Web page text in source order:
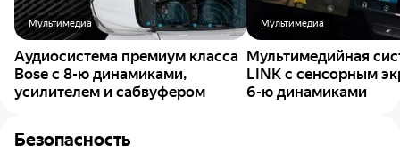
Мультимедиа
Аудиосистема премиум класса
Bose с 8-ю динамиками,
усилителем и сабвуфером
Мультимедиа
Мультимедийная
LINK c сенсорным
6-ю динамиками
Безопасность